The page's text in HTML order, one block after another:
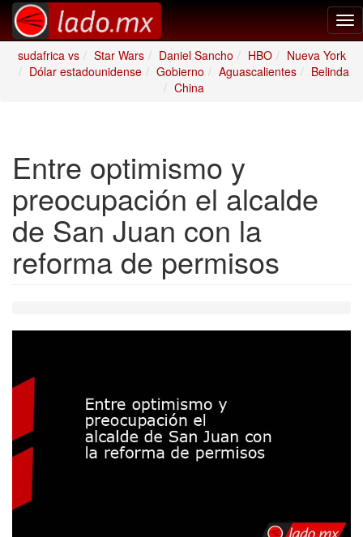
sudafrica vs
Star Wars Daniel Sancho HBO
Nueva York
Dólar estadounidense
Gobierno Aguascalientes
Belinda
China
Entre optimismo y
preocupación el alcalde
de San Juan con la
reforma de permisos